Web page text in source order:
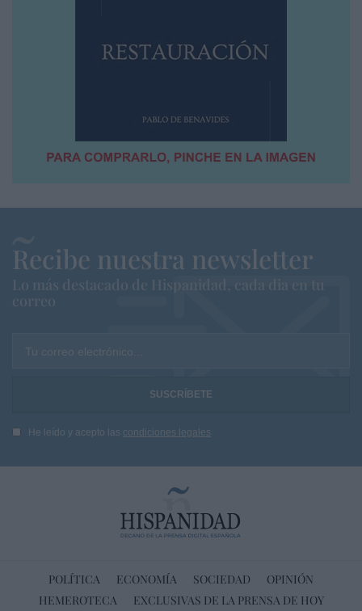
Recibe nuestra newsletter
Lo más destacado de Hispanidad, cada dia en tu
correo
Tu correo electrónico...
He leído y acepto las condiciones legales
POLÍTICA ECONOMÍA SOCIEDAD
OPINIÓN
HEMEROTECA
EXCLUSIVAS DE LA PRENSA DE HOY